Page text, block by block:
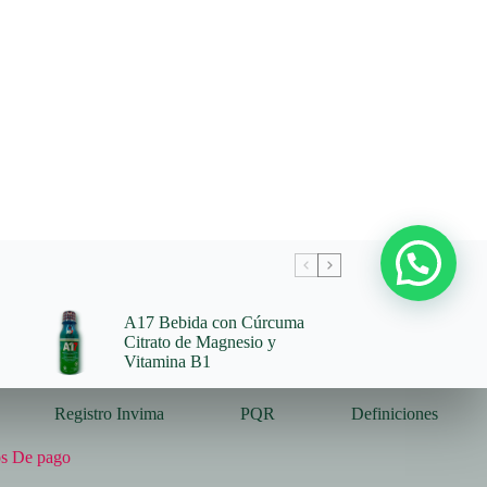
A17 Bebida con Cúrcuma
Citrato de Magnesio y
Vitamina B1
Registro Invima PQR Definiciones
De pago